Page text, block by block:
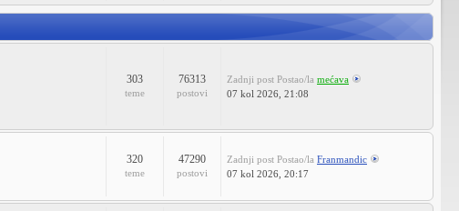
303
teme
76313
postovi
Zadnji post Postao/la mećava
07 kol 2026, 21:08
320
teme
47290
postovi
Zadnji post Postao/la Franmandic
07 kol 2026, 20:17